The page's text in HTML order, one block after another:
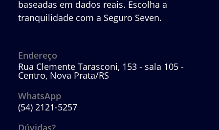
baseadas em dados reais. Escolha a
tranquilidade com a Seguro Seven.
Endereço
Rua Clemente Tarasconi, 153 - sala 105 -
Centro, Nova Prata/RS
WhatsApp
(54) 2121-5257
em